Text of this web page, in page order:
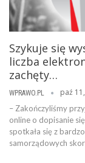
Szykuje się
liczba
zachęty…
WPRAWO.PL paź
– Zakończyliśmy
online o dopisanie
spotkała się z
samorządowych